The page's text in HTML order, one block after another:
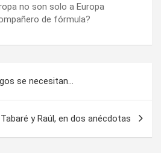
no son solo a Europa
de fórmula?
se necesitan…
Tabaré y Raúl, en dos anécdotas